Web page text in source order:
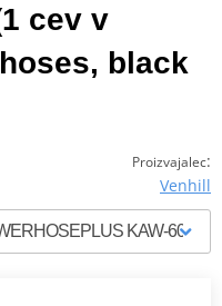
cev v
black
Proizvajalec:
Venhill